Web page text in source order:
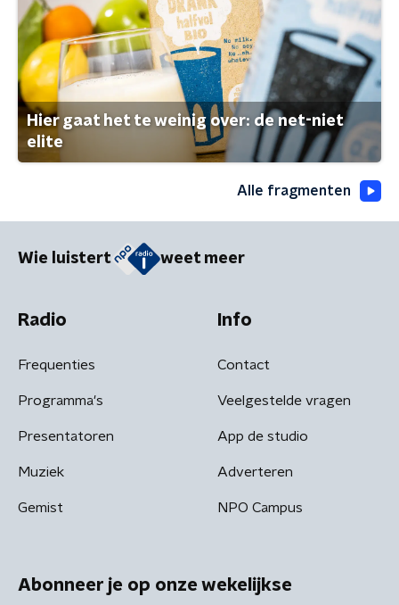
Hier gaat het te weinig over: de net-niet
elite
Alle fragmenten
Wie luistert weet meer
Radio
Frequenties
Programma's
Presentatoren
Muziek
Gemist
Info
Contact
Veelgestelde vragen
App de studio
Adverteren
NPO Campus
Abonneer je op onze wekelijkse